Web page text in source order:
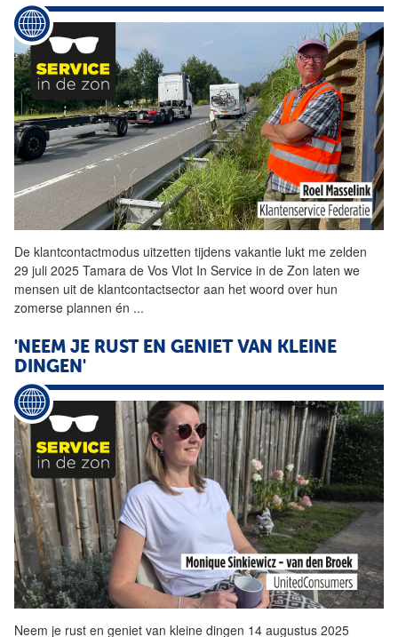
De klantcontactmodus uitzetten tijdens vakantie lukt me zelden
29 juli 2025 Tamara de Vos Vlot In Service in de Zon laten we
mensen uit de klantcontactsector aan het woord over hun
zomerse plannen én ...
'NEEM JE RUST EN GENIET VAN KLEINE
DINGEN'
Neem je rust en geniet van kleine dingen 14 augustus 2025